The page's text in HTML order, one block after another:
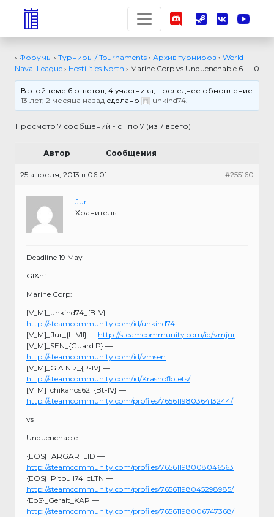
› Форумы › Турниры / Tournaments › Архив турниров › World
Naval League › Hostilities North › Marine Corp vs Unquenchable 6 — 0
В этой теме 6 ответов, 4 участника, последнее обновление
13 лет, 2 месяца назад сделано unkind74.
Просмотр 7 сообщений - с 1 по 7 (из 7 всего)
Автор Сообщения
25 апреля, 2013 в 06:01 #255160
Jur
Хранитель
Deadline 19 May
Gl&hf
Marine Corp:
[V_M]_unkind74_{B-V} —
http://steamcommunity.com/id/unkind74
[V_M]_Jur_{L-VII} — http://steamcommunity.com/id/vmjur
[V_M]_SEN_{Guard P} —
http://steamcommunity.com/id/vmsen
[V_M]_G.A.N.z_{P-IV} —
http://steamcommunity.com/id/Krasnoflotets/
[V_M]_chikanos62_{Bt-IV} —
http://steamcommunity.com/profiles/76561198036413244/
vs
Unquenchable:
{EOS}_ARGAR_LID —
http://steamcommunity.com/profiles/76561198008046563
{EOS}_Pitbull74_cLTN —
http://steamcommunity.com/profiles/76561198045298985/
{EoS}_Geralt_KAP —
http://steamcommunity.com/profiles/76561198006747368/